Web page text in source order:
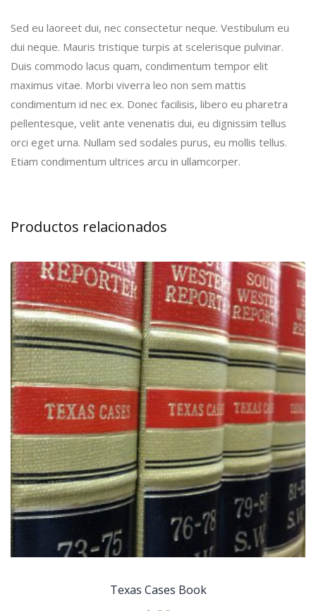
Sed eu laoreet dui, nec consectetur neque. Vestibulum eu
dui neque. Mauris tristique turpis at scelerisque pulvinar.
Duis commodo lacus quam, condimentum tempor elit
maximus vitae. Morbi viverra leo non sem mattis
condimentum id nec ex. Donec facilisis, libero eu pharetra
pellentesque, velit ante venenatis dui, eu dignissim tellus
orci eget urna. Nullam sed sodales purus, eu mollis tellus.
Etiam condimentum ultrices arcu in ullamcorper.
Productos relacionados
Texas Cases Book